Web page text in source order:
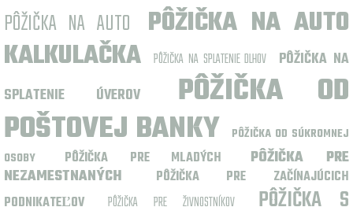
PÔŽIČKA NA AUTO PÔŽIČKA NA AUTO
KALKULAČKA
PÔŽIČKA NA SPLATENIE DLHOV
PÔŽIČKA NA
SPLATENIE ÚVEROV
PÔŽIČKA OD
POŠTOVEJ BANKY
PÔŽIČKA OD SÚKROMNEJ
OSOBY
PÔŽIČKA PRE MLADÝCH
PÔŽIČKA PRE
NEZAMESTNANÝCH
PÔŽIČKA PRE ZAČÍNAJÚCICH